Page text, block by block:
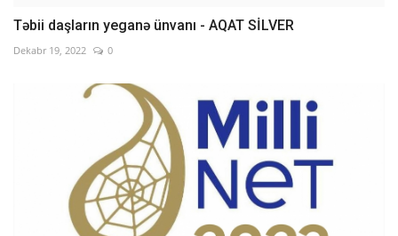
Təbii daşların yeganə ünvanı - AQAT SİLVER
Dekabr 19, 2022 0